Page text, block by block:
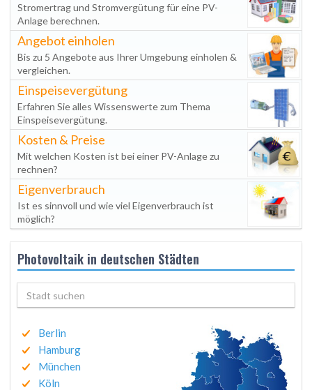
Stromertrag und Stromvergütung für eine PV-
Anlage berechnen.
Angebot einholen
Bis zu 5 Angebote aus Ihrer Umgebung einholen &
vergleichen.
Einspeisevergütung
Erfahren Sie alles Wissenswerte zum Thema
Einspeisevergütung.
Kosten & Preise
Mit welchen Kosten ist bei einer PV-Anlage zu
rechnen?
Eigenverbrauch
Ist es sinnvoll und wie viel Eigenverbrauch ist
möglich?
Photovoltaik in deutschen Städten
Berlin
Hamburg
München
Köln